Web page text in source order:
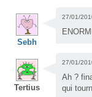
Sebh
27/01/
Tertius
27/01/
Ah ?
qui